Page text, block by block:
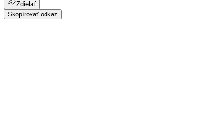
Zdielať
Skopírovať odkaz